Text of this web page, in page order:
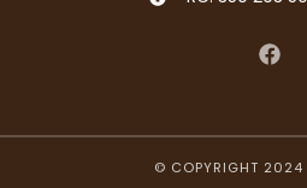
© COPYRIGHT 2024